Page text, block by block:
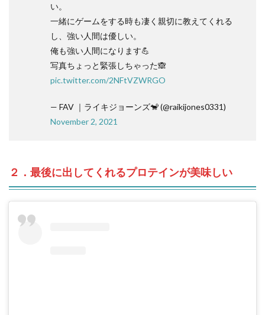
い。
一緒にゲームをする時も凄く親切に教えてくれる
し、強い人間は優しい。
俺も強い人間になります💪
写真ちょっと緊張しちゃった🙈
pic.twitter.com/2NFtVZWRGO
— FAV ｜ライキジョーンズ🐒 (@raikijones0331)
November 2, 2021
２．最後に出してくれるプロテインが美味しい